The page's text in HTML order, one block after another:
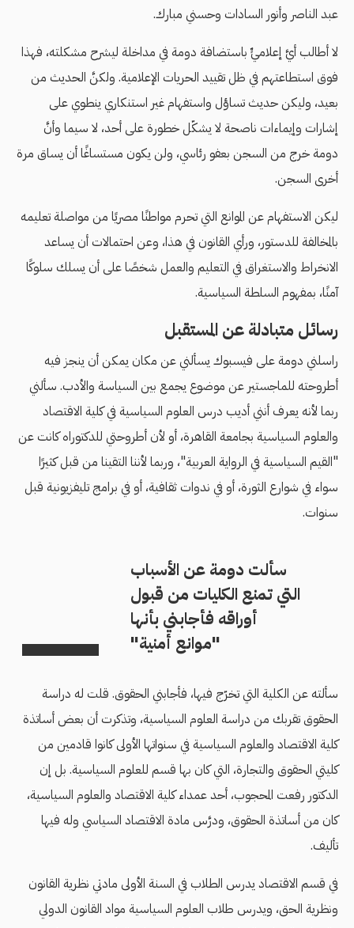
عبد الناصر وأنور السادات وحسني مبارك.
لا أطالب أيَّ إعلاميٍّ باستضافة دومة في مداخلة ليشرح مشكلته، فهذا
فوق استطاعتهم في ظل تقييد الحريات الإعلامية. ولكنَّ الحديث من
بعيد، وليكن حديث تساؤل واستفهام غير استنكاري ينطوي على
إشارات وإيماءات ناصحة لا يشكّل خطورة على أحد، لا سيما وأنَّ
دومة خرج من السجن بعفو رئاسي، ولن يكون مستساغًا أن يساق مرة
أخرى السجن.
ليكن الاستفهام عن الموانع التي تحرم مواطنًا مصريًا من مواصلة تعليمه
بالمخالفة للدستور، ورأي القانون في هذا، وعن احتمالات أن يساعد
الانخراط والاستغراق في التعليم والعمل شخصًا على أن يسلك سلوكًا
آمنًا، بمفهوم السلطة السياسية.
رسائل متبادلة عن المستقبل
راسلني دومة على فيسبوك يسألني عن مكان يمكن أن ينجز فيه
أطروحته للماجستير عن موضوع يجمع بين السياسة والأدب. سألني
ربما لأنه يعرف أنني أديب درس العلوم السياسية في كلية الاقتصاد
والعلوم السياسية بجامعة القاهرة، أو لأن أطروحتي للدكتوراه كانت عن
"القيم السياسية في الرواية العربية"، وربما لأننا التقينا من قبل كثيرًا
سواء في شوارع الثورة، أو في ندوات ثقافية، أو في برامج تليفزيونية قبل
سنوات.
سألت دومة عن الأسباب
التي تمنع الكليات من قبول
أوراقه فأجابني بأنها
"موانع أمنية"
سألته عن الكلية التي تخرّج فيها، فأجابني الحقوق. قلت له دراسة
الحقوق تقربك من دراسة العلوم السياسية، وتذكرت أن بعض أساتذة
كلية الاقتصاد والعلوم السياسية في سنواتها الأولى كانوا قادمين من
كليتي الحقوق والتجارة، التي كان بها قسم للعلوم السياسية. بل إن
الدكتور رفعت المحجوب، أحد عمداء كلية الاقتصاد والعلوم السياسية،
كان من أساتذة الحقوق، ودرَّس مادة الاقتصاد السياسي وله فيها
تأليف.
في قسم الاقتصاد يدرس الطلاب في السنة الأولى مادتي نظرية القانون
ونظرية الحق، ويدرس طلاب العلوم السياسية مواد القانون الدولي